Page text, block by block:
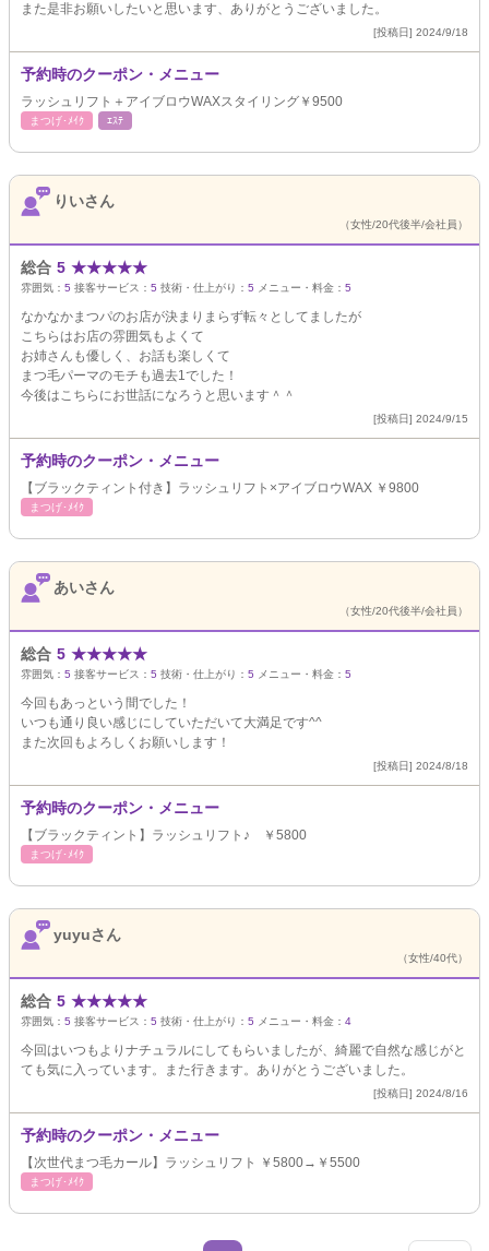
また是非お願いしたいと思います、ありがとうございました。
[投稿日] 2024/9/18
予約時のクーポン・メニュー
ラッシュリフト＋アイブロウWAXスタイリング￥9500
まつげ･ﾒｲｸ ｴｽﾃ
りいさん
（女性/20代後半/会社員）
総合 5 ★★★★★
雰囲気： 5 接客サービス： 5 技術・仕上がり： 5 メニュー・料金： 5
なかなかまつパのお店が決まりまらず転々としてましたが
こちらはお店の雰囲気もよくて
お姉さんも優しく、お話も楽しくて
まつ毛パーマのモチも過去1でした！
今後はこちらにお世話になろうと思います＾＾
[投稿日] 2024/9/15
予約時のクーポン・メニュー
【ブラックティント付き】ラッシュリフト×アイブロウWAX ￥9800
まつげ･ﾒｲｸ
あいさん
（女性/20代後半/会社員）
総合 5 ★★★★★
雰囲気： 5 接客サービス： 5 技術・仕上がり： 5 メニュー・料金： 5
今回もあっという間でした！
いつも通り良い感じにしていただいて大満足です^^
また次回もよろしくお願いします！
[投稿日] 2024/8/18
予約時のクーポン・メニュー
【ブラックティント】ラッシュリフト♪ ￥5800
まつげ･ﾒｲｸ
yuyuさん
（女性/40代）
総合 5 ★★★★★
雰囲気： 5 接客サービス： 5 技術・仕上がり： 5 メニュー・料金： 4
今回はいつもよりナチュラルにしてもらいましたが、綺麗で自然な感じがと
ても気に入っています。また行きます。ありがとうございました。
[投稿日] 2024/8/16
予約時のクーポン・メニュー
【次世代まつ毛カール】ラッシュリフト ￥5800→￥5500
まつげ･ﾒｲｸ